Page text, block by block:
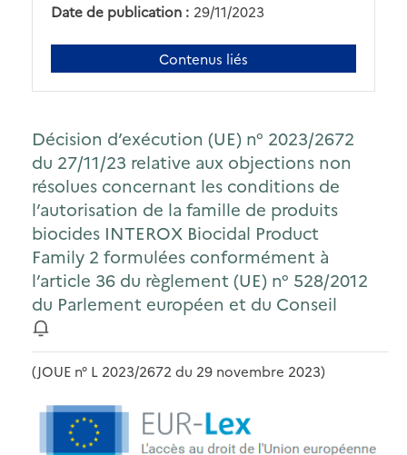
Date de publication : 29/11/2023
Contenus liés
Décision d’exécution (UE) n° 2023/2672
du 27/11/23 relative aux objections non
résolues concernant les conditions de
l’autorisation de la famille de produits
biocides INTEROX Biocidal Product
Family 2 formulées conformément à
l’article 36 du règlement (UE) n° 528/2012
du Parlement européen et du Conseil
(JOUE n° L 2023/2672 du 29 novembre 2023)